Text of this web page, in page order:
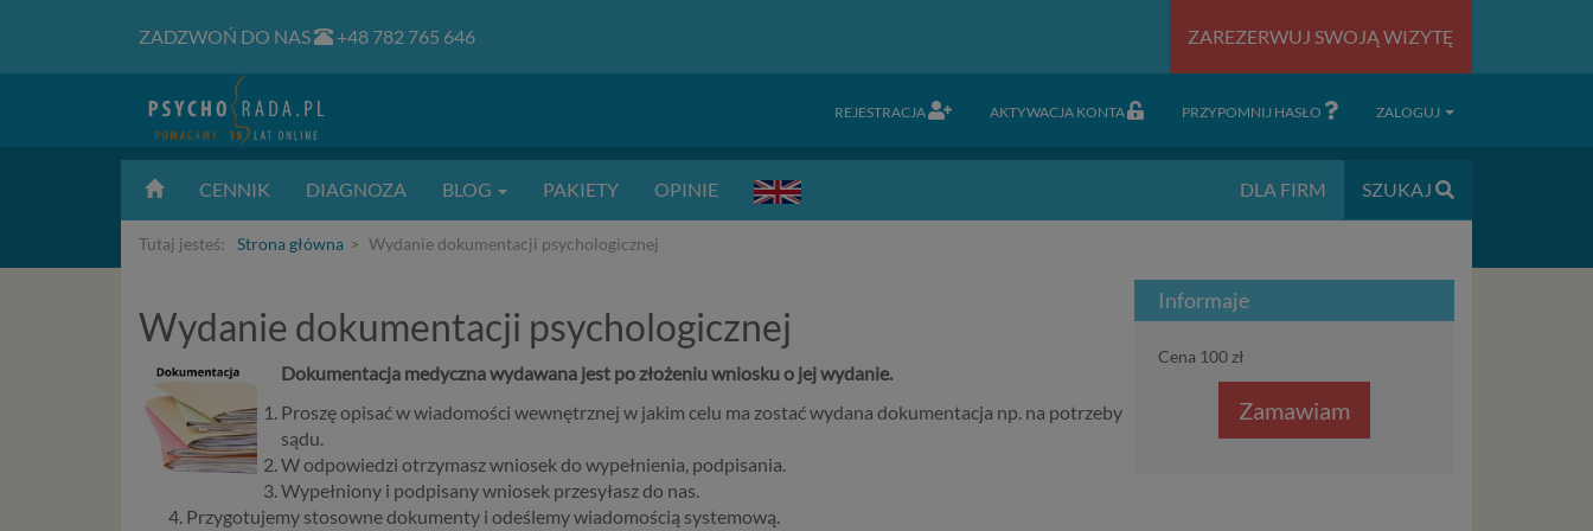
ZADZWOŃ DO NAS +48 782 765 646 ZAREZERWUJ SWOJĄ WIZYTĘ
REJESTRACJA AKTYWACJA KONTA PRZYPOMNIJ HASŁO ZALOGUJ
CENNIK DIAGNOZA BLOG PAKIETY OPINIE DLA FIRM SZUKAJ
Tutaj jesteś: Strona główna Wydanie dokumentacji psychologicznej
Informaje
Cena 100 zł
Zamawiam
Wydanie dokumentacji psychologicznej
Dokumentacja medyczna wydawana jest po złożeniu wniosku o jej wydanie.
Proszę opisać w wiadomości wewnętrznej w jakim celu ma zostać wydana dokumentacja np. na potrzeby
sądu.
W odpowiedzi otrzymasz wniosek do wypełnienia, podpisania.
Wypełniony i podpisany wniosek przesyłasz do nas.
Przygotujemy stosowne dokumenty i odeślemy wiadomością systemową.